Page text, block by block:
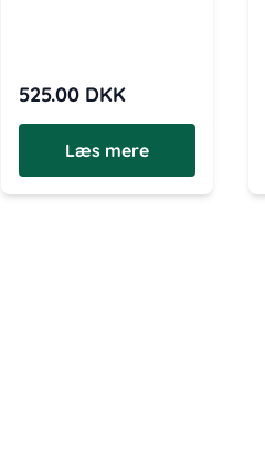
525.00 DKK
Læs mere